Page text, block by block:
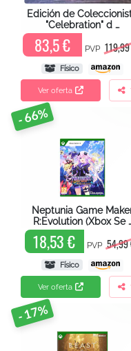
Edición de
"Celebration" d …
83,5 € PVP
Físico
Ver oferta
- 66%
Neptunia Game
R:Evolution (Xbox Se
18,53 € PVP 54,99
Físico
Ver oferta
- 17%